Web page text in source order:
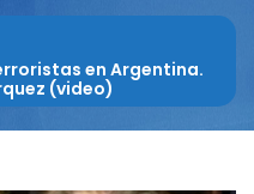
en Argentina.
(video)